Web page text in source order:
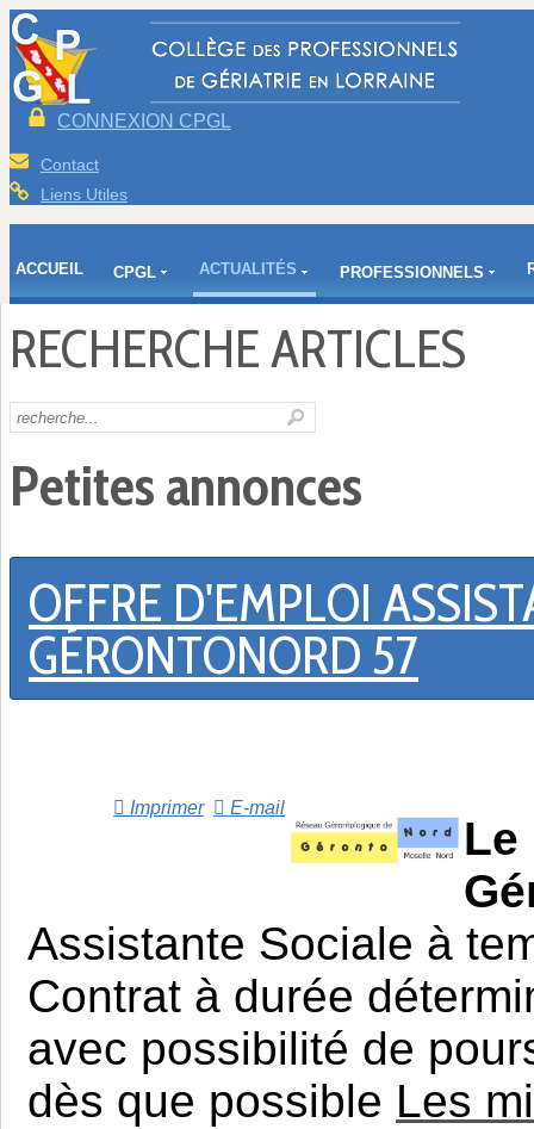
CONNEXION CPGL
Contact
Liens Utiles
ACCUEIL CPGL ACTUALITÉS PROFESSIONNELS
RECHERCHE ARTICLES
Petites annonces
OFFRE D'EMPLOI
GÉRONTONORD 57
Imprimer E-mail
Le
Assistante Sociale à
Contrat à durée
avec possibilité de
dès que possible Les